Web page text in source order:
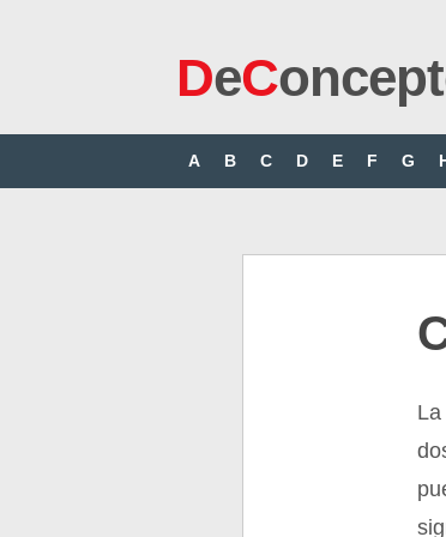
DeC
A B C D E F G